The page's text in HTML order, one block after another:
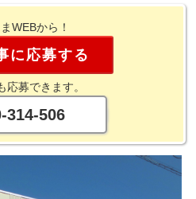
WEBから！
に応募する
応募できます。
314-506